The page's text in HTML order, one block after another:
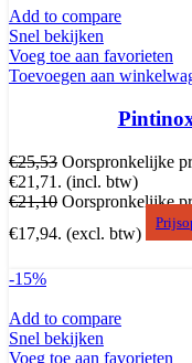
Add to compare
Snel bekijken
Voeg toe aan favorieten
Toevoegen aan
€25,53 Oorspronkelijke
€21,71. (incl. btw)
€21,10 Oorspronkelijke
€17,94. (excl. btw)
-15%
Add to compare
Snel bekijken
Voeg toe aan favorieten